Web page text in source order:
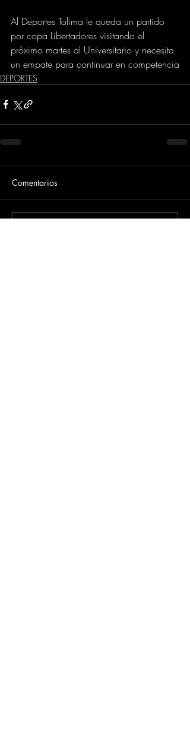
Al Deportes Tolima le queda un partido
por copa Libertadores visitando el
próximo martes al Universitario y necesita
un empate para continuar en competencia
DEPORTES
Comentarios